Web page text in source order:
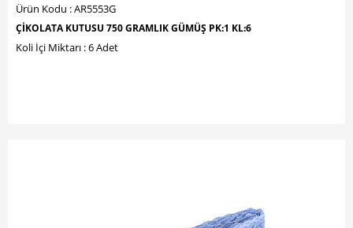
Ürün Kodu : AR5553G
ÇİKOLATA KUTUSU 750 GRAMLIK GÜMÜŞ PK:1 KL:6
Koli İçi Miktarı : 6 Adet